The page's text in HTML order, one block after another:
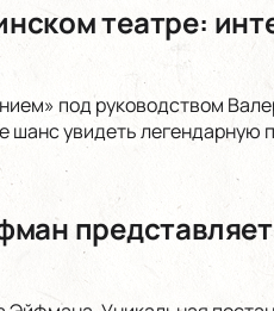
театре:
под руководством
шанс увидеть легендарную